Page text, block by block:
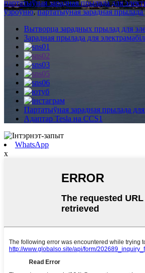
партатыўная зарадная прылада для
ўзроўню,партатыўная зарадная прылада
Вытворца зарадных прылад для
Зарадная прылада для
Партатыўная зарадная прылада для
Адаптар Tesla на CCS1
WhatsApp
x